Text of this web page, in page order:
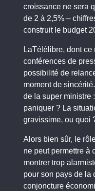
croissance ne sera
de 2 à 2,5% –
construit le budget
LaTélélibre, dont ce
conférences de
possibilité de
moment de
de la super ministre
paniquer ? La
gravissime, ou quoi
Alors bien sûr, le
ne peut permettre à
montrer trop
pour son pays de la
conjoncture